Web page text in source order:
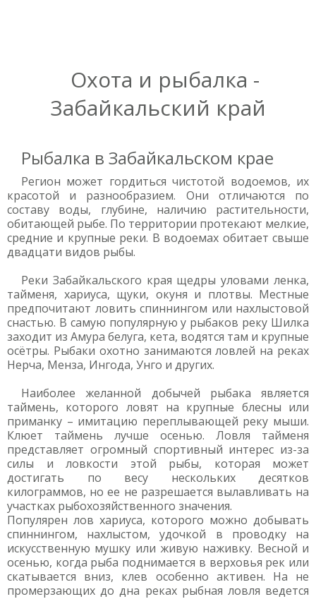
Охота и рыбалка -
Забайкальский край
Рыбалка в Забайкальском крае
Регион может гордиться чистотой водоемов, их
красотой и разнообразием. Они отличаются по
составу воды, глубине, наличию растительности,
обитающей рыбе. По территории протекают мелкие,
средние и крупные реки. В водоемах обитает свыше
двадцати видов рыбы.
Реки Забайкальского края щедры уловами ленка,
тайменя, хариуса, щуки, окуня и плотвы. Местные
предпочитают ловить спиннингом или нахлыстовой
снастью. В самую популярную у рыбаков реку Шилка
заходит из Амура белуга, кета, водятся там и крупные
осётры. Рыбаки охотно занимаются ловлей на реках
Нерча, Менза, Ингода, Унго и других.
Наиболее желанной добычей рыбака является
таймень, которого ловят на крупные блесны или
приманку – имитацию переплывающей реку мыши.
Клюет таймень лучше осенью. Ловля тайменя
представляет огромный спортивный интерес из-за
силы и ловкости этой рыбы, которая может
достигать по весу нескольких десятков
килограммов, но ее не разрешается вылавливать на
участках рыбохозяйственного значения.
Популярен лов хариуса, которого можно добывать
спиннингом, нахлыстом, удочкой в проводку на
искусственную мушку или живую наживку. Весной и
осенью, когда рыба поднимается в верховья рек или
скатывается вниз, клев особенно активен. На не
промерзающих до дна реках рыбная ловля ведется